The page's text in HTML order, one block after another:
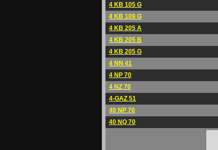
4 KB 105 G
4 KB 109 G
4 KB 205 A
4 KB 205 B
4 KB 205 G
4 NN 41
4 NP 70
4 NZ 70
4-GAZ 51
40 NP 70
40 NQ 70